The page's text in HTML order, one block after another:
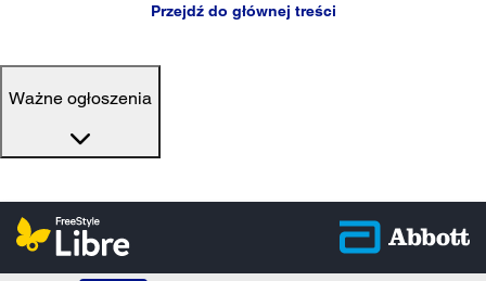
Przejdź do głównej treści
Ważne ogłoszenia